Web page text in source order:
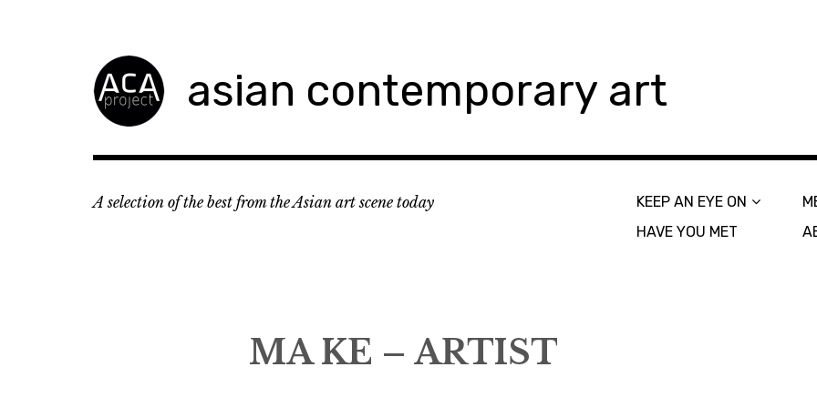
asian contemporary art
A selection of the best from the Asian art scene today
KEEP AN EYE ON
HAVE YOU MET
MA KE – ARTIST